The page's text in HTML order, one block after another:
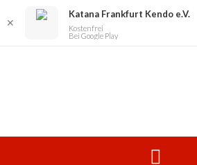
✕
Katana Frankfurt Kendo e.V.
Kostenfrei
Bei Google Play